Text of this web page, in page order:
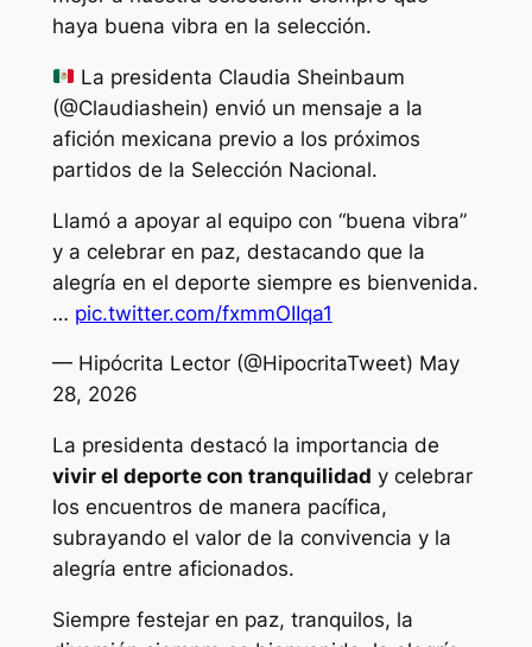
haya buena vibra en la selección.
La presidenta Claudia Sheinbaum
(@Claudiashein) envió un mensaje a la
afición mexicana previo a los próximos
partidos de la Selección Nacional.
Llamó a apoyar al equipo con “buena vibra”
y a celebrar en paz, destacando que la
alegría en el deporte siempre es bienvenida.
… pic.twitter.com/fxmmOIIqa1
— Hipócrita Lector (@HipocritaTweet) May
28, 2026
La presidenta destacó la importancia de
vivir el deporte con tranquilidad y celebrar
los encuentros de manera pacífica,
subrayando el valor de la convivencia y la
alegría entre aficionados.
Siempre festejar en paz, tranquilos, la